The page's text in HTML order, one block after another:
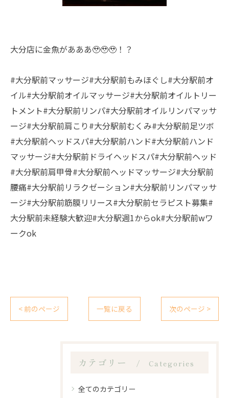
大分店に金魚があああ🥹🥹🥹！？
#大分駅前マッサージ#大分駅前もみほぐし#大分駅前オ
イル#大分駅前オイルマッサージ#大分駅前オイルトリー
トメント#大分駅前リンパ#大分駅前オイルリンパマッサ
ージ#大分駅前肩こり#大分駅前むくみ#大分駅前足ツボ
#大分駅前ヘッドスパ#大分駅前ハンド#大分駅前ハンド
マッサージ#大分駅前ドライヘッドスパ#大分駅前ヘッド
#大分駅前肩甲骨#大分駅前ヘッドマッサージ#大分駅前
腰痛#大分駅前リラクゼーション#大分駅前リンパマッサ
ージ#大分駅前筋膜リリース#大分駅前セラピスト募集#
大分駅前未経験大歓迎#大分駅週1からok#大分駅前wワ
ークok
< 前のページ 一覧に戻る 次のページ >
カテゴリー Categories
全てのカテゴリー